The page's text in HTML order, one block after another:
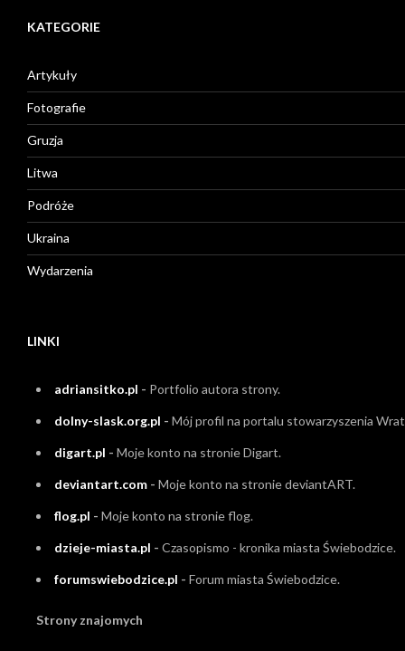
KATEGORIE
Artykuły
Fotografie
Gruzja
Litwa
Podróże
Ukraina
Wydarzenia
LINKI
adriansitko.pl - Portfolio autora strony.
dolny-slask.org.pl - Mój profil na portalu stowarzyszenia
digart.pl - Moje konto na stronie Digart.
deviantart.com - Moje konto na stronie deviantART.
flog.pl - Moje konto na stronie flog.
dzieje-miasta.pl - Czasopismo - kronika miasta Świebodzice.
forumswiebodzice.pl - Forum miasta Świebodzice.
Strony znajomych